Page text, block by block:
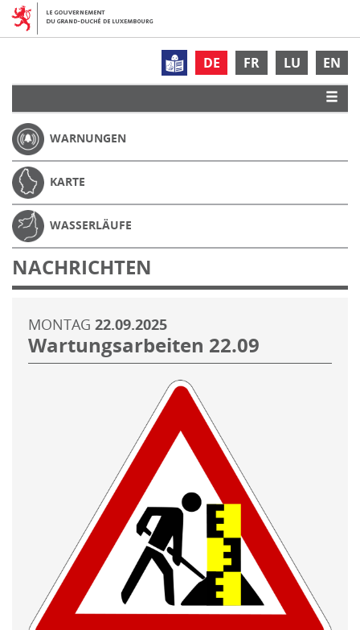
DE FR LU EN
WARNUNGEN
KARTE
WASSERLÄUFE
NACHRICHTEN
MONTAG 22.09.2025
Wartungsarbeiten 22.09